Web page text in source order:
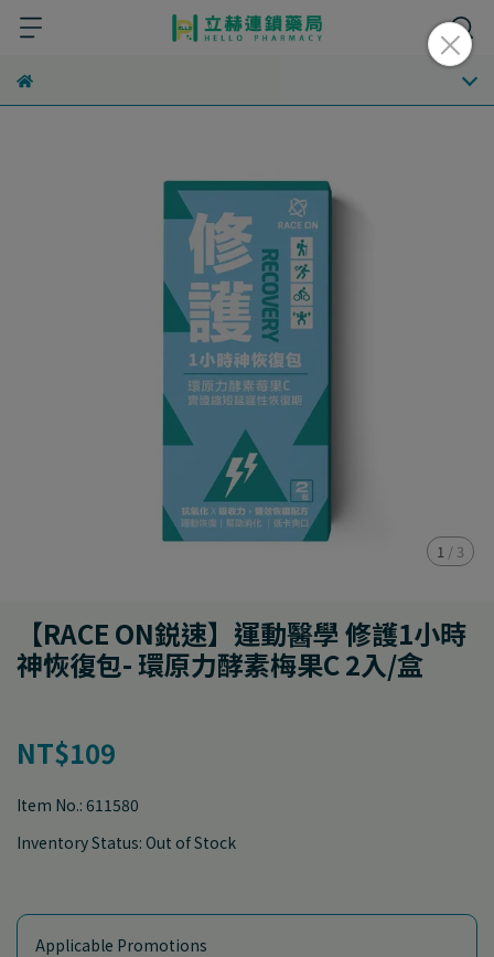
1 / 3
【RACE ON鋭速】運動醫學 修護1小時
神恢復包- 環原力酵素梅果C 2入/盒
NT$109
Item No.: 611580
Inventory Status: Out of Stock
Applicable Promotions